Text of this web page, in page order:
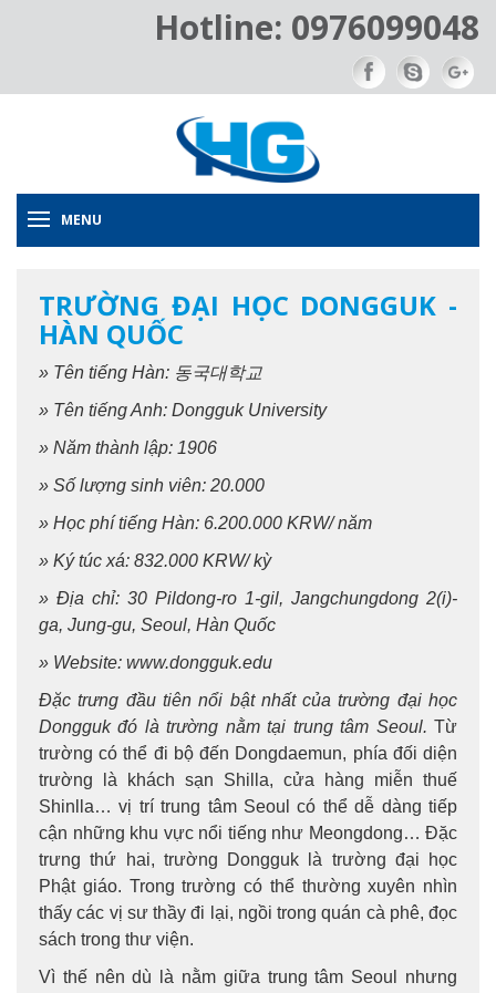
Hotline: 0976099048
MENU
TRƯỜNG ĐẠI HỌC DONGGUK -
HÀN QUỐC
» Tên tiếng Hàn: 동국대학교
» Tên tiếng Anh: Dongguk University
» Năm thành lập: 1906
» Số lượng sinh viên: 20.000
» Học phí tiếng Hàn: 6.200.000 KRW/ năm
» Ký túc xá: 832.000 KRW/ kỳ
» Địa chỉ: 30 Pildong-ro 1-gil, Jangchungdong 2(i)-
ga, Jung-gu, Seoul, Hàn Quốc
» Website: www.dongguk.edu
Đặc trưng đầu tiên nổi bật nhất của trường đại học
Dongguk đó là trường nằm tại trung tâm Seoul. Từ
trường có thể đi bộ đến Dongdaemun, phía đối diện
trường là khách sạn Shilla, cửa hàng miễn thuế
Shinlla… vị trí trung tâm Seoul có thể dễ dàng tiếp
cận những khu vực nổi tiếng như Meongdong… Đặc
trưng thứ hai, trường Dongguk là trường đại học
Phật giáo. Trong trường có thể thường xuyên nhìn
thấy các vị sư thầy đi lại, ngồi trong quán cà phê, đọc
sách trong thư viện.
Vì thế nên dù là nằm giữa trung tâm Seoul nhưng